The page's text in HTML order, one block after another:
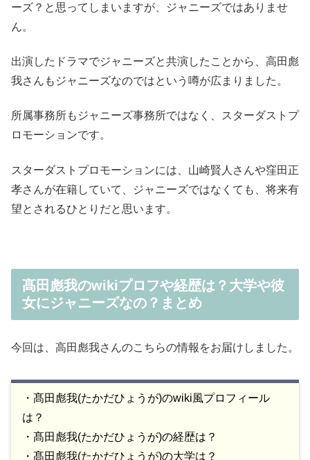
ーズ？と思ってしまいますが、ジャニーズではありませ
ん。
出演したドラマでジャニーズと共演したことから、高田彪
我さんもジャニーズなのではという噂が広まりました。
所属事務所もジャニーズ事務所ではなく、スターダストプ
ロモーションです。
スターダストプロモーションには、山崎賢人さんや窪田正
孝さんが在籍していて、ジャニーズではなくても、将来有
望とされるひとりだと思います。
髙田彪我のwikiプロフや経歴は？大学や彼
女にジャニーズなの？まとめ
今回は、高田彪我さんのこちらの情報をお届けしました。
・髙田彪我(たかだひょうが)のwiki風プロフィール
は？
・髙田彪我(たかだひょうが)の経歴は？
・髙田彪我(たかだひょうが)の大学は？